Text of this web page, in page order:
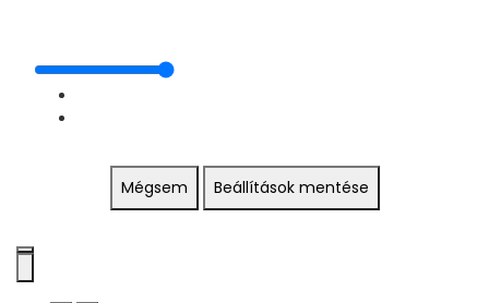
Mégsem Beállítások mentése